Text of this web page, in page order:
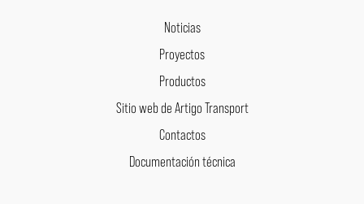
Noticias
Proyectos
Productos
Sitio web de Artigo Transport
Contactos
Documentación técnica